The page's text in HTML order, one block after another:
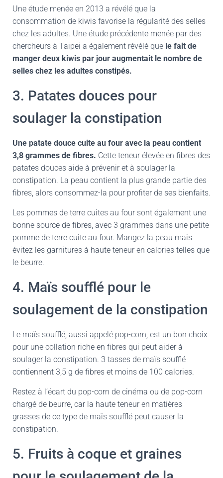
Une étude menée en 2013 a révélé que la
consommation de kiwis favorise la régularité des selles
chez les adultes. Une étude précédente menée par des
chercheurs à Taipei a également révélé que le fait de
manger deux kiwis par jour augmentait le nombre de
selles chez les adultes constipés.
3. Patates douces pour
soulager la constipation
Une patate douce cuite au four avec la peau contient
3,8 grammes de fibres. Cette teneur élevée en fibres des
patates douces aide à prévenir et à soulager la
constipation. La peau contient la plus grande partie des
fibres, alors consommez-la pour profiter de ses bienfaits.
Les pommes de terre cuites au four sont également une
bonne source de fibres, avec 3 grammes dans une petite
pomme de terre cuite au four. Mangez la peau mais
évitez les garnitures à haute teneur en calories telles que
le beurre.
4. Maïs soufflé pour le
soulagement de la constipation
Le maïs soufflé, aussi appelé pop-corn, est un bon choix
pour une collation riche en fibres qui peut aider à
soulager la constipation. 3 tasses de maïs soufflé
contiennent 3,5 g de fibres et moins de 100 calories.
Restez à l’écart du pop-corn de cinéma ou de pop-corn
chargé de beurre, car la haute teneur en matières
grasses de ce type de maïs soufflé peut causer la
constipation.
5. Fruits à coque et graines